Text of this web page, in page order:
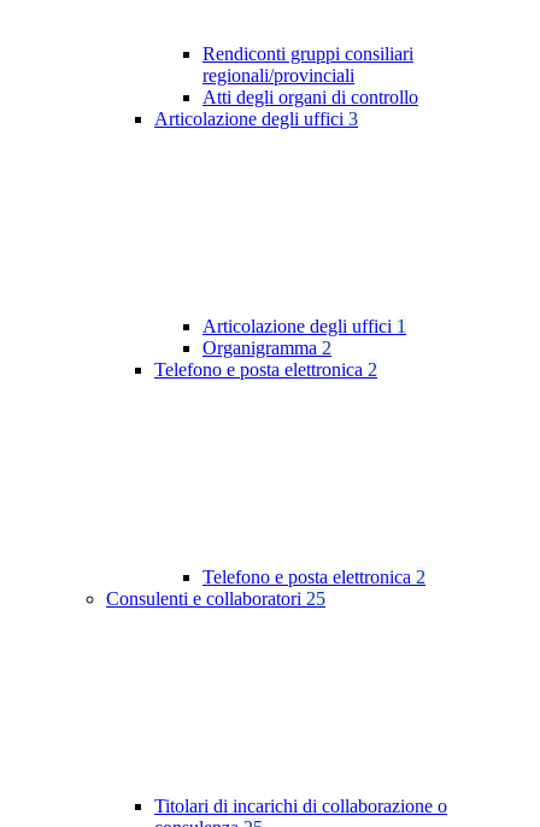
Rendiconti gruppi consiliari
regionali/provinciali
Atti degli organi di controllo
Articolazione degli uffici 3
Articolazione degli uffici 1
Organigramma 2
Telefono e posta elettronica 2
Telefono e posta elettronica 2
Consulenti e collaboratori 25
Titolari di incarichi di collaborazione o